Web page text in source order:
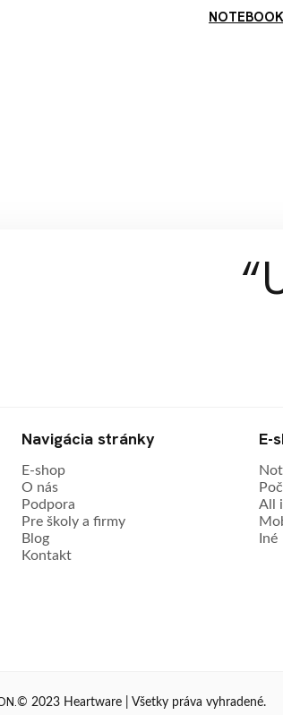
Navigácia stránky
E-shop
O nás
Podpora
Pre školy a firmy
Blog
Kontakt
E-
All
Iné
© 2023 Heartware | Všetky práva vyhradené.